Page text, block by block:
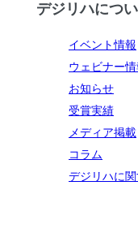
デジリハにつ
イベント情報
ウェビナー情
お知らせ
受賞実績
メディア掲載
コラム
デジリハに